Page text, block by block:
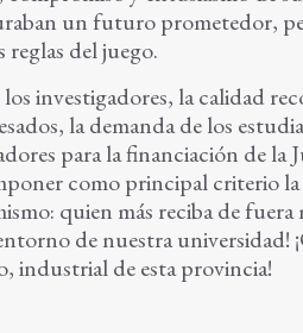
un futuro prometedor,
del juego.
investigadores, la calidad
la demanda de los
para la financiación de la
como principal criterio
quien más reciba de fuera
de nuestra universidad!
industrial de esta provincia!